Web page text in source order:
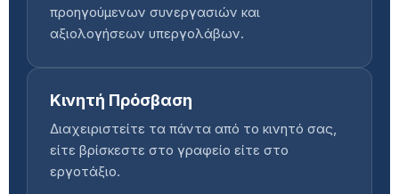
προηγούμενων συνεργασιών και
αξιολογήσεων υπεργολάβων.
Κινητή Πρόσβαση
Διαχειριστείτε τα πάντα από το κινητό σας,
είτε βρίσκεστε στο γραφείο είτε στο
εργοτάξιο.